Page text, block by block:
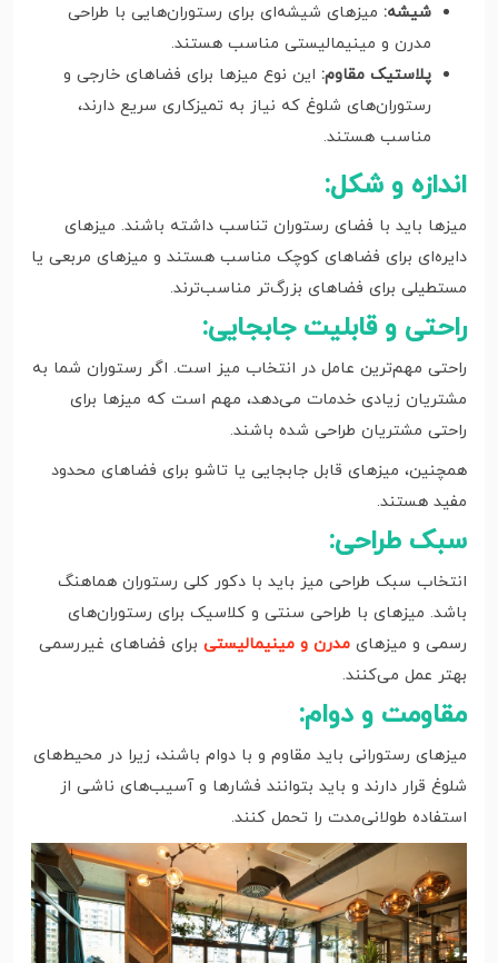
شیشه: میزهای شیشه‌ای برای رستوران‌هایی با طراحی
مدرن و مینیمالیستی مناسب هستند.
پلاستیک مقاوم: این نوع میزها برای فضاهای خارجی و
رستوران‌های شلوغ که نیاز به تمیزکاری سریع دارند،
مناسب هستند.
اندازه و شکل:
میزها باید با فضای رستوران تناسب داشته باشند. میزهای
دایره‌ای برای فضاهای کوچک مناسب هستند و میزهای مربعی یا
مستطیلی برای فضاهای بزرگ‌تر مناسب‌ترند.
راحتی و قابلیت جابجایی:
راحتی مهم‌ترین عامل در انتخاب میز است. اگر رستوران شما به
مشتریان زیادی خدمات می‌دهد، مهم است که میزها برای
راحتی مشتریان طراحی شده باشند.
همچنین، میزهای قابل جابجایی یا تاشو برای فضاهای محدود
مفید هستند.
سبک طراحی:
انتخاب سبک طراحی میز باید با دکور کلی رستوران هماهنگ
باشد. میزهای با طراحی سنتی و کلاسیک برای رستوران‌های
رسمی و میزهای مدرن و مینیمالیستی برای فضاهای غیررسمی
بهتر عمل می‌کنند.
مقاومت و دوام:
میزهای رستورانی باید مقاوم و با دوام باشند، زیرا در محیط‌های
شلوغ قرار دارند و باید بتوانند فشارها و آسیب‌های ناشی از
استفاده طولانی‌مدت را تحمل کنند.